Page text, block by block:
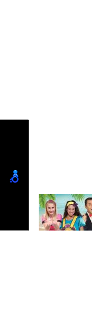
"אשדוד נט"
כאן